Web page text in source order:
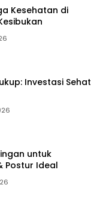
Kesehatan di
Investasi Sehat
untuk
Postur Ideal